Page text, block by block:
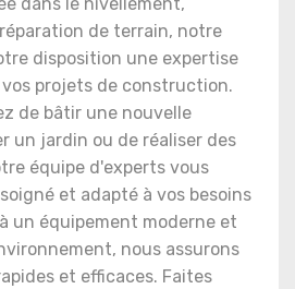
de terrain, notre
disposition une expertise
projets de construction.
de bâtir une nouvelle
un jardin ou de réaliser des
équipe d'experts vous
et adapté à vos besoins
un équipement moderne et
nous assurons
et efficaces. Faites